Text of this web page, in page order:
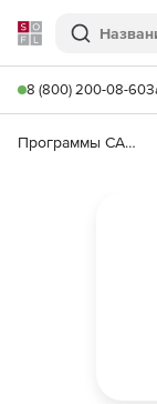
Softline
Поиск
8 (800) 200-08-60
Программы САПР и ГИС